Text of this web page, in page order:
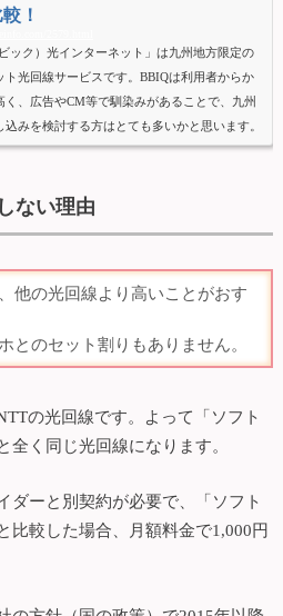
！
ビック）光インターネット」は九州地方限定の
ト光回線サービスです。BBIQは利用者からか
く、広告やCM等で馴染みがあることで、九州
込みを検討する方はとても多いかと思います。
サービスエリア内の方でも、他の光回線もご
となります。ドコモ光は全国シェアーが圧倒的
たのでご確...
ない理由
他の光回線より高いことがおす
とのセット割りもありません。
の光回線です。よって「ソフト
く同じ光回線になります。
ダーと別契約が必要で、「ソフト
比較した場合、月額料金で1,000円